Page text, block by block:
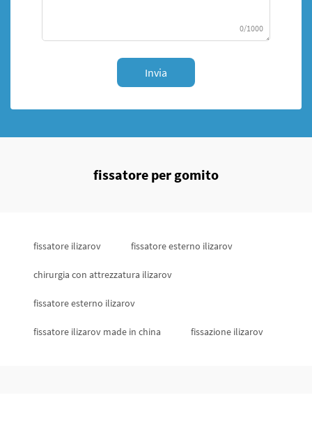
0/1000
Invia
fissatore per gomito
fissatore ilizarov fissatore esterno ilizarov
chirurgia con attrezzatura ilizarov
fissatore esterno ilizarov
fissatore ilizarov made in china fissazione ilizarov